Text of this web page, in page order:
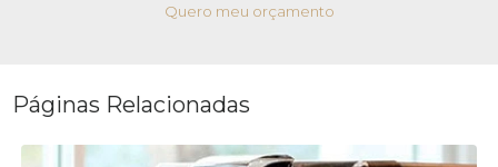
Quero meu orçamento
Páginas Relacionadas